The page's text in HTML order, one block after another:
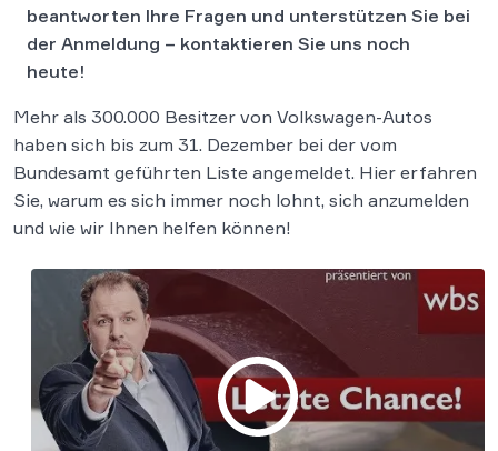
beantworten Ihre Fragen und unterstützen Sie bei
der Anmeldung – kontaktieren Sie uns noch
heute!
Mehr als 300.000 Besitzer von Volkswagen-Autos
haben sich bis zum 31. Dezember bei der vom
Bundesamt geführten Liste angemeldet. Hier erfahren
Sie, warum es sich immer noch lohnt, sich anzumelden
und wie wir Ihnen helfen können!